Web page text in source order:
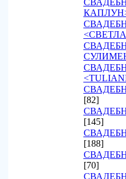
[82]
[145]
[188]
[70]